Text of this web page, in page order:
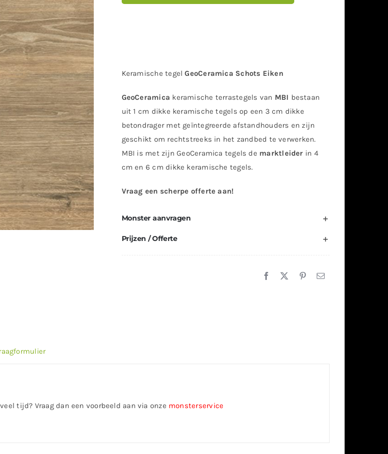
Keramische tegelGeoCeramica Schots Eiken
GeoCeramica keramische terrastegels van MBI bestaan
uit 1 cm dikke keramische tegels op een 3 cm dikke
betondrager met geïntegreerde afstandhouders en zijn
geschikt om rechtstreeks in het zandbed te verwerken.
MBI is met zijn GeoCeramica tegels de marktleider in 4
cm en 6 cm dikke keramische tegels.
Vraag een scherpe offerte aan!
Monster aanvragen
Prijzen / Offerte
tijd? Vraag dan een voorbeeld aan via onze monsterservice